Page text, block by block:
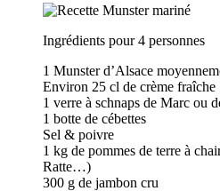
Ingrédients pour 4 personnes
1 Munster d’Alsace
Environ 25 cl de crème fraîche
1 verre à schnaps de Marc ou
1 botte de cébettes
Sel & poivre
1 kg de pommes de terre à
Ratte…)
300 g de jambon cru